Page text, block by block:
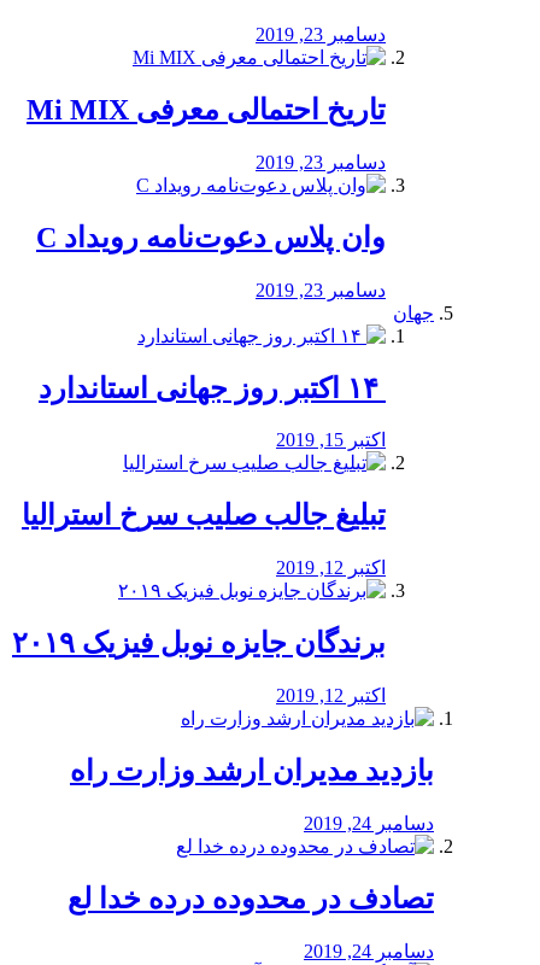
دسامبر 23, 2019
تاریخ احتمالی معرفی Mi MIX
دسامبر 23, 2019
وان پلاس دعوت‌نامه رویداد C
دسامبر 23, 2019
جهان
اکتبر 15, 2019
تبلیغ جالب صلیب سرخ استرالیا
اکتبر 12, 2019
برندگان جایزه نوبل فیزیک ۲۰۱۹
اکتبر 12, 2019
بازدید مدیران ارشد وزارت راه
دسامبر 24, 2019
تصادف در محدوده درده خدا لع
دسامبر 24, 2019